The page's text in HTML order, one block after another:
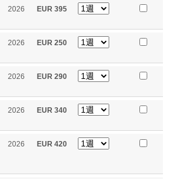
2026 EUR 395
2026 EUR 250
2026 EUR 290
2026 EUR 340
2026 EUR 420